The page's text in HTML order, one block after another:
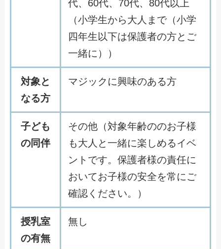
代、60代、70代、80代以上
（小学生から大人まで（小学
四年生以下は保護者の方とご
一緒に））
対象と
なる方
マジックに興味のある方
子ども
の同伴
その他（対象年齢ののお子様
も大人と一緒に楽しめるイベ
ントです。保護者様の責任に
おいてお子様の安全を常にご
確認ください。）
授乳室
の有無
無し